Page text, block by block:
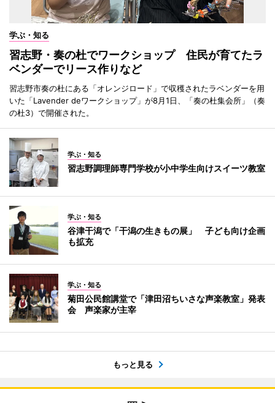
学ぶ・知る
習志野・奏の杜でワークショップ 住民が育てたラ
ベンダーでリース作りなど
習志野市奏の杜にある「オレンジロード」で収穫されたラベンダーを用
いた「Lavender deワークショップ」が8月1日、「奏の杜集会所」（奏
の杜3）で開催された。
学ぶ・知る
習志野調理師専門学校が小中学生向けスイーツ教室
学ぶ・知る
谷津干潟で「干潟の生きもの展」 子ども向け企画
も拡充
学ぶ・知る
菊田公民館講堂で「津田沼ちいさな声楽教室」発表
会 声楽家が主宰
もっと見る